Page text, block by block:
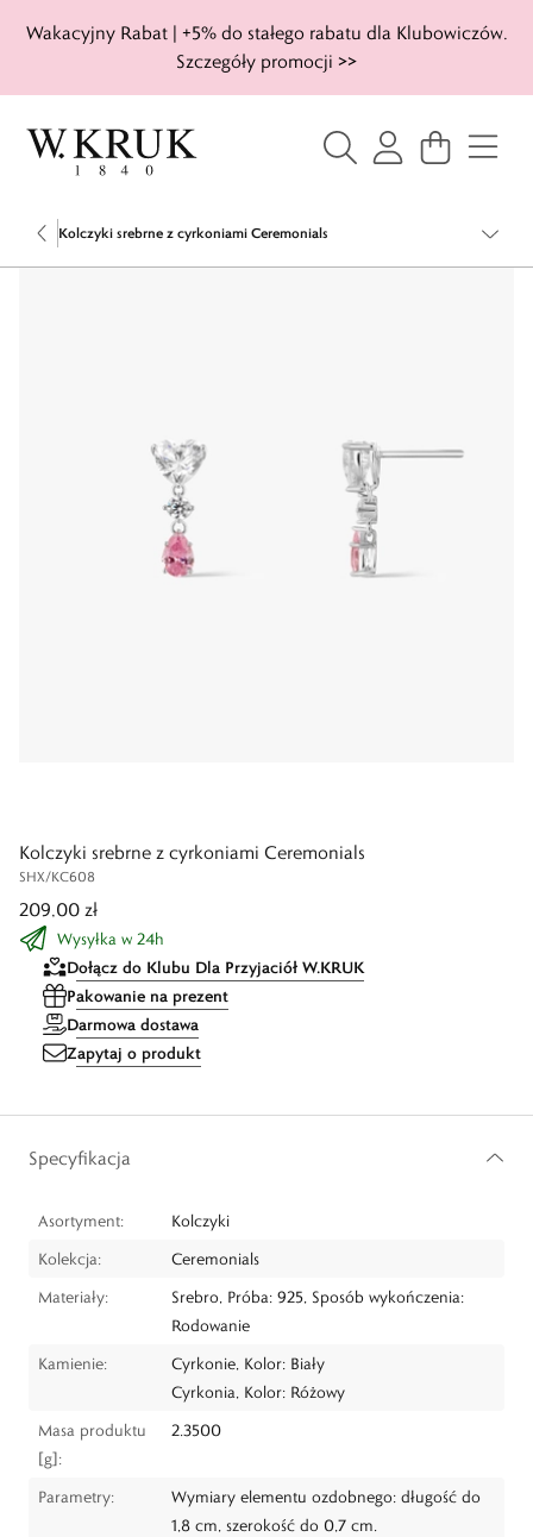
Wakacyjny Rabat | +5% do stałego rabatu dla Klubowiczów.
Szczegóły promocji >>
Kolczyki srebrne z cyrkoniami Ceremonials
Kolczyki srebrne z cyrkoniami Ceremonials
SHX/KC608
209,00 zł
Wysyłka w 24h
Dołącz do Klubu Dla Przyjaciół W.KRUK
Pakowanie na prezent
Darmowa dostawa
Zapytaj o produkt
Specyfikacja
Asortyment:
Kolczyki
Kolekcja:
Ceremonials
Materiały:
Srebro, Próba: 925, Sposób wykończenia:
Rodowanie
Kamienie:
Cyrkonie, Kolor: Biały
Cyrkonia, Kolor: Różowy
Masa produktu
[g]:
2.3500
Parametry:
Wymiary elementu ozdobnego: długość do
1,8 cm, szerokość do 0,7 cm.